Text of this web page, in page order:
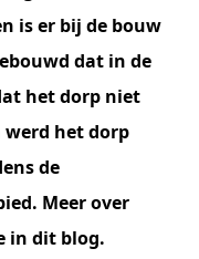
is er bij de bouw
dat in de
het dorp niet
werd het dorp
de
Meer over
in dit blog.